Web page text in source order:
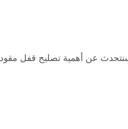
عن أهمية تصليح قفل